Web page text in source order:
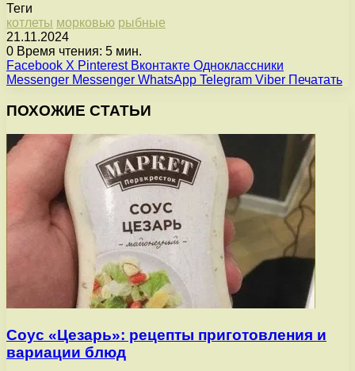
Теги
котлеты морковью рыбные
21.11.2024
0 Время чтения: 5 мин.
Facebook X Pinterest Вконтакте Одноклассники
Messenger Messenger WhatsApp Telegram Viber Печатать
ПОХОЖИЕ СТАТЬИ
Соус «Цезарь»: рецепты приготовления и
вариации блюд